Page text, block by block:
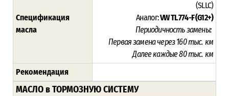
Спецификация
масла
(SLLC)
Аналог:VW TL 774-F (G12+)
Периодичность замены:
Первая замена через 160 тыс. км
Далее каждые 80 тыс. км
Рекомендация
МАСЛО в ТОРМОЗНУЮ СИСТЕМУ